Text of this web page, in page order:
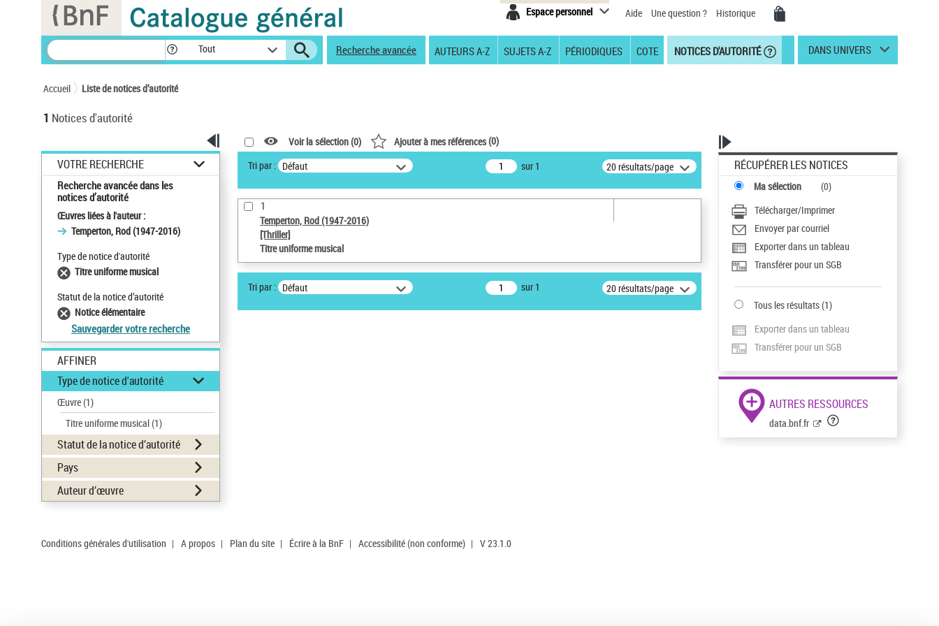
Espace personnel Aide Une question ? Historique
Tout Recherche avancée AUTEURS A-Z SUJETS A-Z PÉRIODIQUES COTE NOTICES D'AUTORITÉ DANS UNIVERS
Accueil Liste de notices d’autorité
1 Notices d'autorité
VOTRE RECHERCHE
Recherche avancée dans les
notices d’autorité
Œuvres liées à l'auteur :
Temperton, Rod (1947-2016)
Type de notice d'autorité
Titre uniforme musical
Statut de la notice d’autorité
Notice élémentaire
Sauvegarder votre recherche
AFFINER
Type de notice d'autorité
Œuvre(1)
Titre uniforme musical(1)
Statut de la notice d’autorité
Pays
Auteur d’œuvre
Voir la sélection (0) Ajouter à mes références(0)
Tri par : Défaut sur 1 20 résultats/page
1
Temperton, Rod (1947-2016)
[Thriller]
Titre uniforme musical
Tri par : Défaut sur 1 20 résultats/page
RÉCUPÉRER LES NOTICES
Ma sélection (0)
Télécharger/Imprimer
Envoyer par courriel
Exporter dans un tableau
Transférer pour un SGB
Tous les résultats(1)
Exporter dans un tableau
Transférer pour un SGB
AUTRES RESSOURCES
data.bnf.fr
Conditions générales d'utilisation | A propos | Plan du site | Écrire à la BnF | Accessibilité (non conforme) | V 23.1.0
Panneau de gestion des cookies